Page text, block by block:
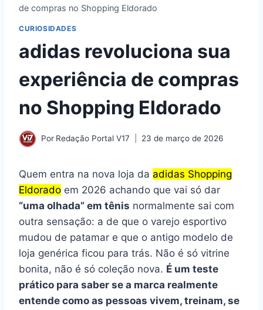
de compras no Shopping Eldorado
CURIOSIDADES
adidas revoluciona sua
experiência de compras
no Shopping Eldorado
Por Redação Portal V17 23 de março de 2026
Quem entra na nova loja da adidas Shopping
Eldorado em 2026 achando que vai só dar
“uma olhada” em tênis normalmente sai com
outra sensação: a de que o varejo esportivo
mudou de patamar e que o antigo modelo de
loja genérica ficou para trás. Não é só vitrine
bonita, não é só coleção nova. É um teste
prático para saber se a marca realmente
entende como as pessoas vivem, treinam, se